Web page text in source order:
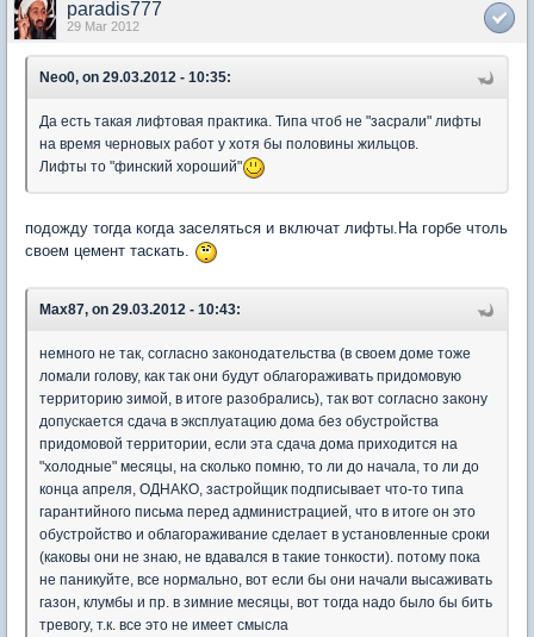
paradis777
29 Mar 2012
Neo0, on 29.03.2012 - 10:35:
Да есть такая лифтовая практика. Типа чтоб не "засрали" лифты
на время черновых работ у хотя бы половины жильцов.
Лифты то "финский хороший"
подожду тогда когда заселяться и включат лифты.На горбе чтоль
своем цемент таскать.
Max87, on 29.03.2012 - 10:43:
немного не так, согласно законодательства (в своем доме тоже
ломали голову, как так они будут облагораживать придомовую
территорию зимой, в итоге разобрались), так вот согласно закону
допускается сдача в эксплуатацию дома без обустройства
придомовой территории, если эта сдача дома приходится на
"холодные" месяцы, на сколько помню, то ли до начала, то ли до
конца апреля, ОДНАКО, застройщик подписывает что-то типа
гарантийного письма перед администрацией, что в итоге он это
обустройство и облагораживание сделает в установленные сроки
(каковы они не знаю, не вдавался в такие тонкости). потому пока
не паникуйте, все нормально, вот если бы они начали высаживать
газон, клумбы и пр. в зимние месяцы, вот тогда надо было бы бить
тревогу, т.к. все это не имеет смысла